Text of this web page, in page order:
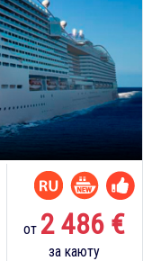
от 2 486 €
за каюту